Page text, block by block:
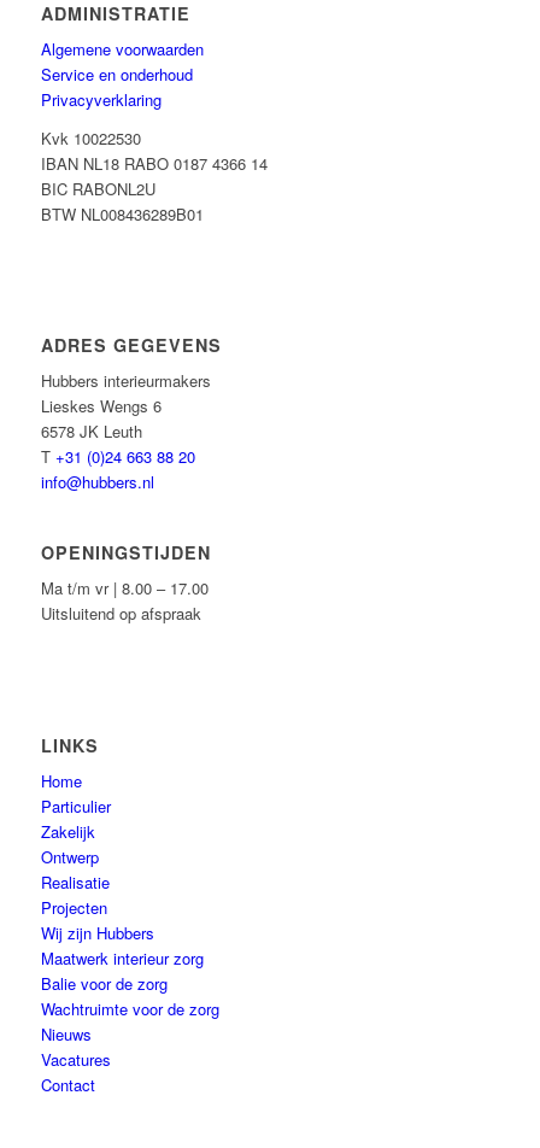
ADMINISTRATIE
Algemene voorwaarden
Service en onderhoud
Privacyverklaring
Kvk 10022530
IBAN NL18 RABO 0187 4366 14
BIC RABONL2U
BTW NL008436289B01
ADRES GEGEVENS
Hubbers interieurmakers
Lieskes Wengs 6
6578 JK Leuth
T +31 (0)24 663 88 20
info@hubbers.nl
OPENINGSTIJDEN
Ma t/m vr | 8.00 – 17.00
Uitsluitend op afspraak
LINKS
Home
Particulier
Zakelijk
Ontwerp
Realisatie
Projecten
Wij zijn Hubbers
Maatwerk interieur zorg
Balie voor de zorg
Wachtruimte voor de zorg
Nieuws
Vacatures
Contact